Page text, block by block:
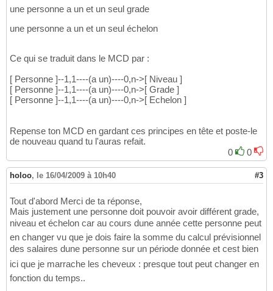
une personne a un et un seul grade
une personne a un et un seul échelon
Ce qui se traduit dans le MCD par :
[ Personne ]--1,1----(a un)----0,n->[ Niveau ]
[ Personne ]--1,1----(a un)----0,n->[ Grade ]
[ Personne ]--1,1----(a un)----0,n->[ Echelon ]
Repense ton MCD en gardant ces principes en tête et poste-le
de nouveau quand tu l'auras refait.
0
0
holoo, le 16/04/2009 à 10h40 #3
Tout d'abord Merci de ta réponse,
Mais justement une personne doit pouvoir avoir différent grade,
niveau et échelon car au cours dune année cette personne peut
en changer vu que je dois faire la somme du calcul prévisionnel
des salaires dune personne sur un période donnée et cest bien
ici que je marrache les cheveux : presque tout peut changer en
fonction du temps..